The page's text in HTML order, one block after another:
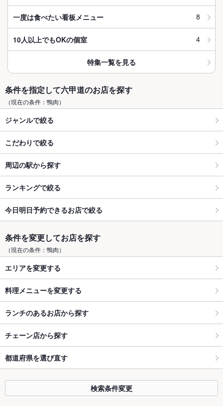
一度は食べたい看板メニュー 8
10人以上でもOKの個室 4
特集一覧を見る
条件を指定して六甲道のお店を探す
（現在の条件：鴨肉）
ジャンルで絞る
こだわりで絞る
周辺の駅から探す
ランキングで絞る
今日明日予約できるお店で絞る
条件を変更してお店を探す
（現在の条件：鴨肉）
エリアを変更する
料理メニューを変更する
ランチのあるお店から探す
チェーン店から探す
都道府県を選び直す
検索条件変更